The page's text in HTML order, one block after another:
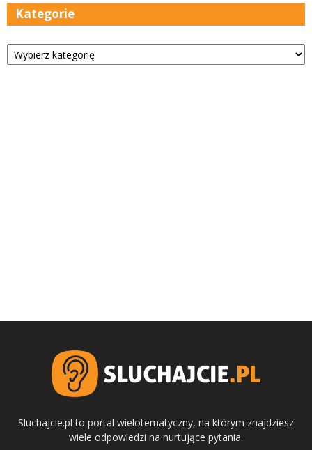
Kategorie
Kategorie
Sluchajcie.pl to portal wielotematyczny, na którym znajdziesz
wiele odpowiedzi na nurtujące pytania.